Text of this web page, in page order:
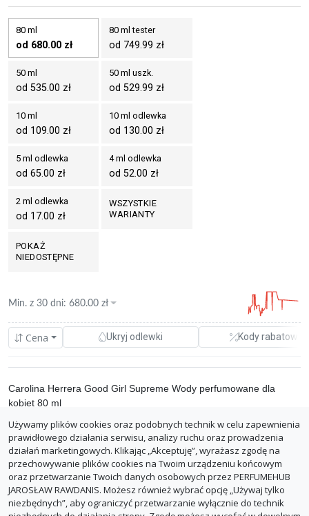
80 ml
od 680.00 zł
80 ml tester
od 749.99 zł
50 ml
od 535.00 zł
50 ml uszk.
od 529.99 zł
10 ml
od 109.00 zł
10 ml odlewka
od 130.00 zł
5 ml odlewka
od 65.00 zł
4 ml odlewka
od 52.00 zł
2 ml odlewka
od 17.00 zł
WSZYSTKIE
WARIANTY
POKAŻ
NIEDOSTĘPNE
Cena Ukryj odlewki Kody rabatowe
Min. z 30 dni: 680.00 zł
aelia.pl
opinie
Carolina Herrera Good Girl Supreme Wody perfumowane dla
kobiet 80 ml
680.00 zł
Darmowa dostawa
0.00%
ZGŁOŚ BŁĄD
Używamy plików cookies oraz podobnych technik w celu zapewnienia
prawidłowego działania serwisu, analizy ruchu oraz prowadzenia
działań marketingowych. Klikając „Akceptuję”, wyrażasz zgodę na
przechowywanie plików cookies na Twoim urządzeniu końcowym
oraz przetwarzanie Twoich danych osobowych przez PERFUMEHUB
JAROSŁAW RAWDANIS. Możesz również wybrać opcję „Używaj tylko
niezbędnych”, aby ograniczyć przetwarzanie wyłącznie do technik